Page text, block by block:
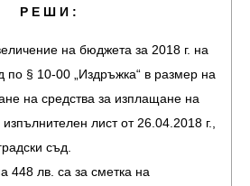
Р Е Ш И :
на бюджета за 2018 г. на
§ 10-00 „Издръжка“ в размер на
на средства за изплащане на
лист от 26.04.2018 г.,
съд.
448 лв. са за сметка на